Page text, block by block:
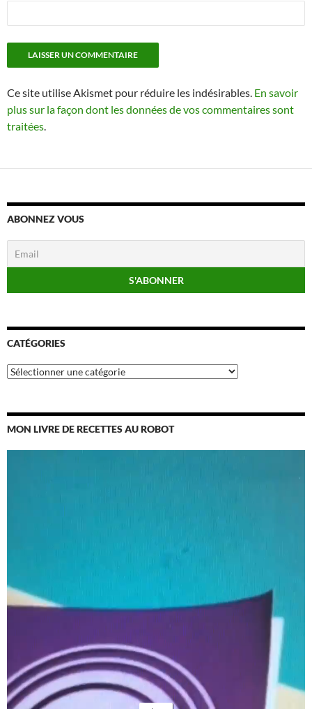
Ce site utilise Akismet pour réduire les indésirables. En savoir
plus sur la façon dont les données de vos commentaires sont
traitées.
ABONNEZ VOUS
CATÉGORIES
Catégories
MON LIVRE DE RECETTES AU ROBOT